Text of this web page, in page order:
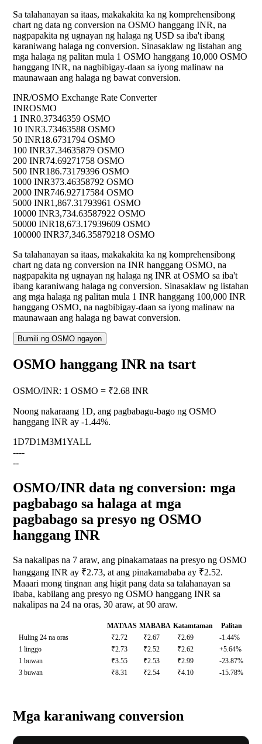
Sa talahanayan sa itaas, makakakita ka ng komprehensibong
chart ng data ng conversion na OSMO hanggang INR, na
nagpapakita ng ugnayan ng halaga ng USD sa iba't ibang
karaniwang halaga ng conversion. Sinasaklaw ng listahan ang
mga halaga ng palitan mula 1 OSMO hanggang 10,000 OSMO
hanggang INR, na nagbibigay-daan sa iyong malinaw na
maunawaan ang halaga ng bawat conversion.
INR/OSMO Exchange Rate Converter
INROSMO
1 INR0.37346359 OSMO
10 INR3.73463588 OSMO
50 INR18.6731794 OSMO
100 INR37.34635879 OSMO
200 INR74.69271758 OSMO
500 INR186.73179396 OSMO
1000 INR373.46358792 OSMO
2000 INR746.92717584 OSMO
5000 INR1,867.31793961 OSMO
10000 INR3,734.63587922 OSMO
50000 INR18,673.17939609 OSMO
100000 INR37,346.35879218 OSMO
Sa talahanayan sa itaas, makakakita ka ng komprehensibong
chart ng data ng conversion na INR hanggang OSMO, na
nagpapakita ng ugnayan ng halaga ng INR at OSMO sa iba't
ibang karaniwang halaga ng conversion. Sinasaklaw ng listahan
ang mga halaga ng palitan mula 1 INR hanggang 100,000 INR
hanggang OSMO, na nagbibigay-daan sa iyong malinaw na
maunawaan ang halaga ng bawat conversion.
Bumili ng OSMO ngayon
OSMO hanggang INR na tsart
OSMO/INR: 1 OSMO = ₹2.68 INR
Noong nakaraang 1D, ang pagbabagu-bago ng OSMO
hanggang INR ay -1.44%.
1D7D1M3M1YALL
----
--
OSMO/INR data ng conversion: mga
pagbabago sa halaga at mga
pagbabago sa presyo ng OSMO
hanggang INR
Sa nakalipas na 7 araw, ang pinakamataas na presyo ng OSMO
hanggang INR ay ₹2.73, at ang pinakamababa ay ₹2.52.
Maaari mong tingnan ang higit pang data sa talahanayan sa
ibaba, kabilang ang presyo ng OSMO hanggang INR sa
nakalipas na 24 na oras, 30 araw, at 90 araw.
MATAAS MABABA Katamtaman
Palitan
Huling 24 na oras
₹2.72 ₹2.67 ₹2.69
-1.44%
1 linggo
₹2.73 ₹2.52 ₹2.62
+5.64%
1 buwan
₹3.55 ₹2.53 ₹2.99
-23.87%
3 buwan
₹8.31 ₹2.54 ₹4.10 -15.78%
Mga karaniwang conversion